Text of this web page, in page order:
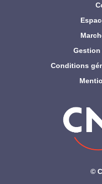
©‎
Conditions